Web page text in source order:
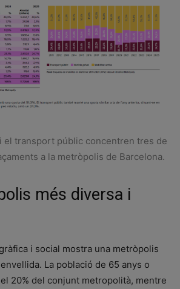
el transport públic concentren tres de
a la metròpolis de Barcelona.
més diversa i
i social mostra una metròpolis
La població de 65 anys o
20% del conjunt metropolità, mentre